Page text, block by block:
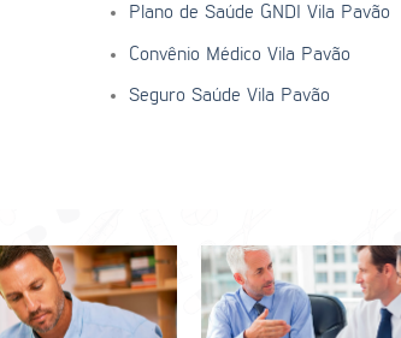
Plano de Saúde GNDI Vila Pavão
Convênio Médico Vila Pavão
Seguro Saúde Vila Pavão